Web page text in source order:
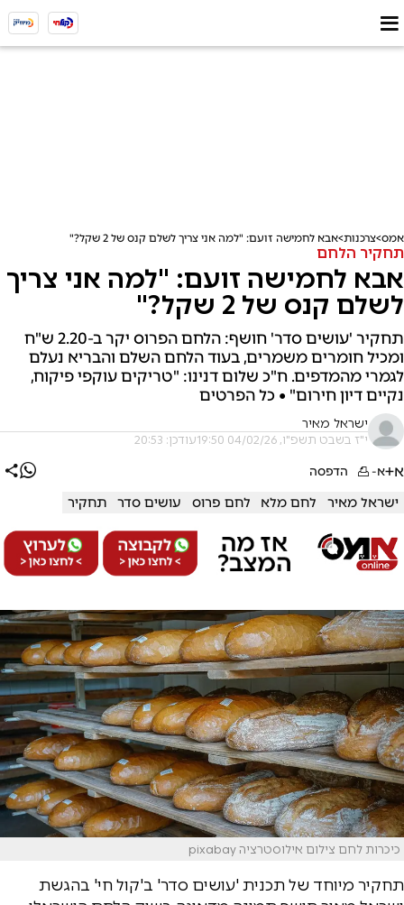
אמס צרכנות אבא לחמישה זועם: "למה אני צריך לשלם קנס של 2 שקל?"
תחקיר הלחם
אבא לחמישה זועם: "למה אני צריך
לשלם קנס של 2 שקל?"
תחקיר 'עושים סדר' חושף: הלחם הפרוס יקר ב-2.20 ש"ח
ומכיל חומרים משמרים, בעוד הלחם השלם והבריא נעלם
לגמרי מהמדפים. ח"כ שלום דנינו: "טריקים עוקפי פיקוח,
נקיים דיון חירום" • כל הפרטים
ישראל מאיר
י"ז בשבט תשפ"ו, 04/02/26 19:50 עודכן: 20:53
א+א- הדפסה
ישראל מאיר לחם מלא לחם פרוס עושים סדר תחקיר
כיכרות לחם צילום אילוסטרציה pixabay
תחקיר מיוחד של תכנית 'עושים סדר' ב'קול חי' בהגשת